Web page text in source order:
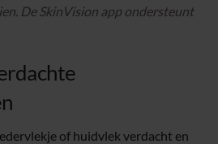
De SkinVision app ondersteunt
of huidvlek verdacht en